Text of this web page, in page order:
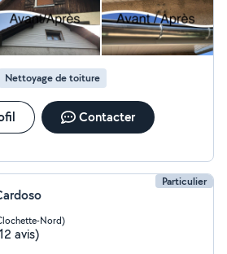
Nettoyage de toiture
Contacter
Particulier
Nord)
avis)